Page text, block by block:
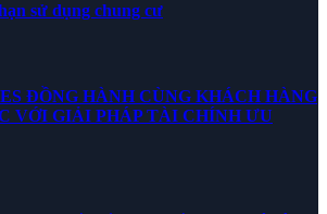
sử dụng chung cư
ĐỒNG HÀNH CÙNG KHÁCH HÀNG
VỚI GIẢI PHÁP TÀI CHÍNH ƯU